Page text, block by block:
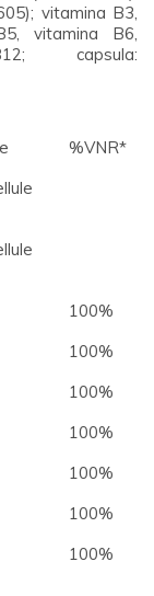
vitamina B3,
vitamina B6,
capsula:
%VNR*
100%
100%
100%
100%
100%
100%
100%